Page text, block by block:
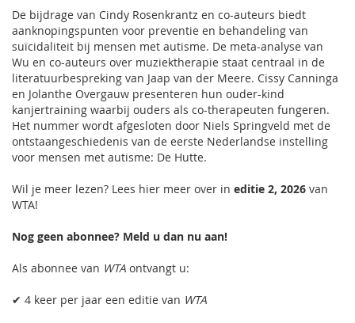
De bijdrage van Cindy Rosenkrantz en co-auteurs biedt
aanknopingspunten voor preventie en behandeling van
suïcidaliteit bij mensen met autisme. De meta-analyse van
Wu en co-auteurs over muziektherapie staat centraal in de
literatuurbespreking van Jaap van der Meere. Cissy Canninga
en Jolanthe Overgauw presenteren hun ouder-kind
kanjertraining waarbij ouders als co-therapeuten fungeren.
Het nummer wordt afgesloten door Niels Springveld met de
ontstaangeschiedenis van de eerste Nederlandse instelling
voor mensen met autisme: De Hutte.
Wil je meer lezen? Lees hier meer over in editie 2, 2026 van
WTA!
Nog geen abonnee? Meld u dan nu aan!
Als abonnee van WTA ontvangt u:
✔ 4 keer per jaar een editie van WTA